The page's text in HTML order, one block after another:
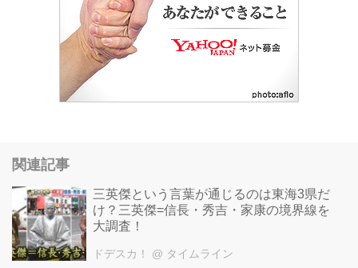
関連記事
三英傑という言葉が通じるのは東海3県だ
け？三英傑=信長・秀吉・家康の境界線を
大調査！
ドデスカ！ @ タイムライン